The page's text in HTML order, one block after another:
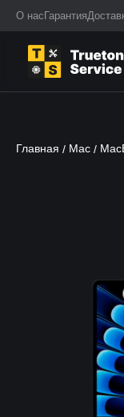
О нас Гарантия
Главная / Mac /